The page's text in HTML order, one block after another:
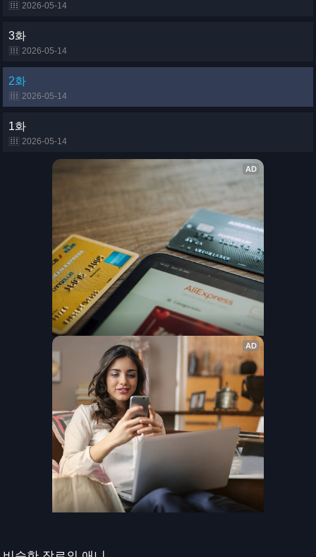
2026-05-14
3화
2026-05-14
2화
2026-05-14
1화
2026-05-14